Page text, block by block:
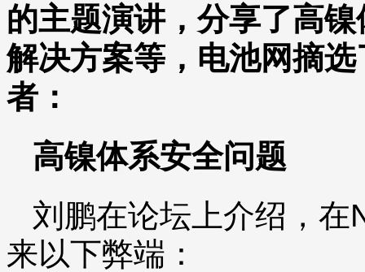
的主题演讲，分享了高
解决方案等，电池网摘
者：
高镍体系安全问题
刘鹏在论坛上介绍，在
来以下弊端：